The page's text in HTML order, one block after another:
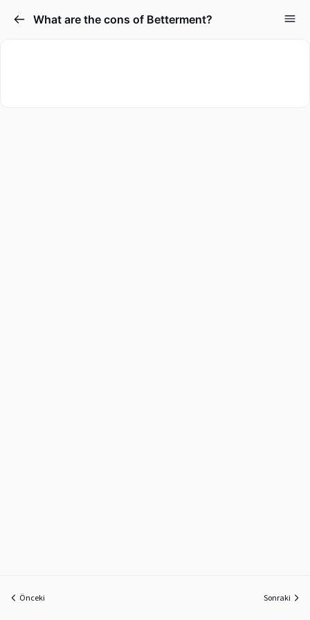
What are the cons of Betterment?
Önceki Sonraki